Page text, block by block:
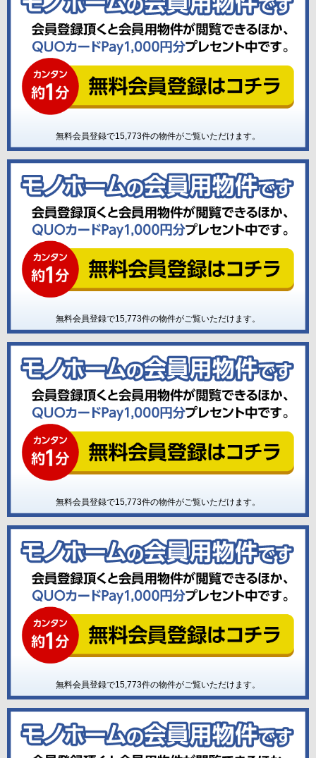
無料会員登録で15,773件の物件がご覧いただけます。
無料会員登録で15,773件の物件がご覧いただけます。
無料会員登録で15,773件の物件がご覧いただけます。
無料会員登録で15,773件の物件がご覧いただけます。